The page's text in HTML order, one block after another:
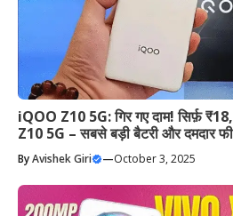
iQOO Z10 5G: गिर गए दाम! सिर्फ़
Z10 5G – सबसे बड़ी बैटरी और दमदार
ByAvishek Giri —October 3, 2025